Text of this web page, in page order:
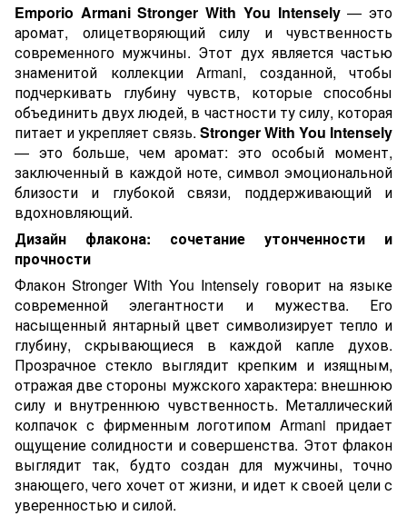
Emporio Armani Stronger With You Intensely— это
аромат, олицетворяющий силу и чувственность
современного мужчины. Этот дух является частью
знаменитой коллекции Armani, созданной, чтобы
подчеркивать глубину чувств, которые способны
объединить двух людей, в частности ту силу, которая
питает и укрепляет связь. Stronger With You Intensely
— это больше, чем аромат: это особый момент,
заключенный в каждой ноте, символ эмоциональной
близости и глубокой связи, поддерживающий и
вдохновляющий.
Дизайн флакона: сочетание утонченности и
прочности
Флакон Stronger With You Intensely говорит на языке
современной элегантности и мужества. Его
насыщенный янтарный цвет символизирует тепло и
глубину, скрывающиеся в каждой капле духов.
Прозрачное стекло выглядит крепким и изящным,
отражая две стороны мужского характера: внешнюю
силу и внутреннюю чувственность. Металлический
колпачок с фирменным логотипом Armani придает
ощущение солидности и совершенства. Этот флакон
выглядит так, будто создан для мужчины, точно
знающего, чего хочет от жизни, и идет к своей цели с
уверенностью и силой.